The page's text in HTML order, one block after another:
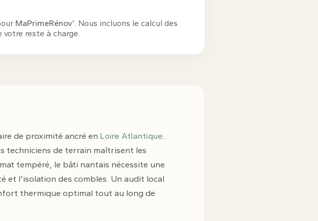
MaPrimeRénov’. Nous incluons le calcul des
votre reste à charge.
de proximité ancré en Loire Atlantique.
techniciens de terrain maîtrisent les
tempéré, le bâti nantais nécessite une
l'isolation des combles. Un audit local
thermique optimal tout au long de